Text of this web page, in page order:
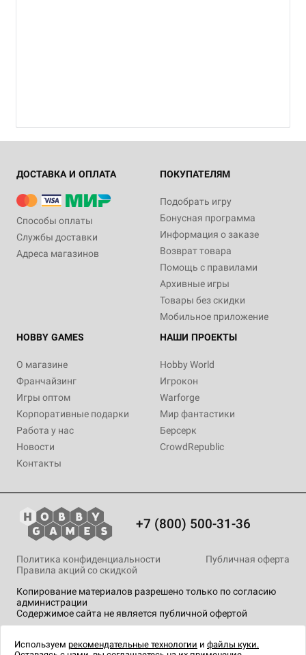
ДОСТАВКА И ОПЛАТА
Способы оплаты
Службы доставки
Адреса магазинов
ПОКУПАТЕЛЯМ
Подобрать игру
Бонусная программа
Информация о заказе
Возврат товара
Помощь с правилами
Архивные игры
Товары без скидки
Мобильное приложение
HOBBY GAMES
О магазине
Франчайзинг
Игры оптом
Корпоративные подарки
Работа у нас
Новости
Контакты
НАШИ ПРОЕКТЫ
Hobby World
Игрокон
Warforge
Мир фантастики
Берсерк
CrowdRepublic
+7 (800) 500-31-36
Копирование материалов разрешено только по согласию
администрации
Содержимое сайта не является публичной офертой
Политика конфиденциальности
Публичная оферта
Правила акций со скидкой
технологии.
Используем рекомендательные технологии и файлы куки.